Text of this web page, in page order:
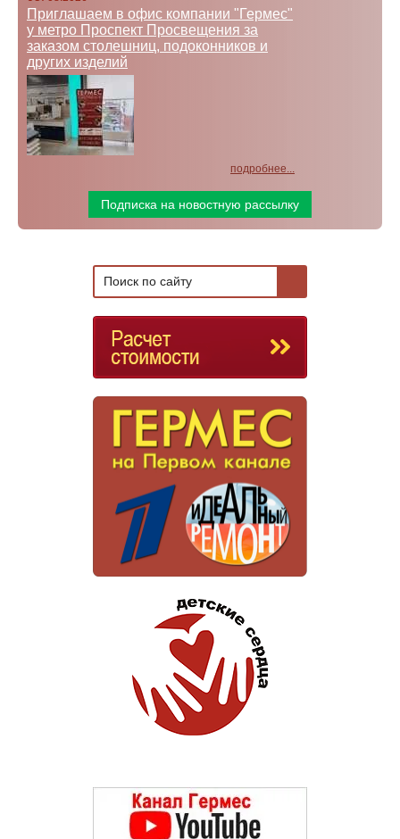
Приглашаем в офис компании "Гермес"
у метро Проспект Просвещения за
заказом столешниц, подоконников и
других изделий
подробнее...
Подписка на новостную рассылку